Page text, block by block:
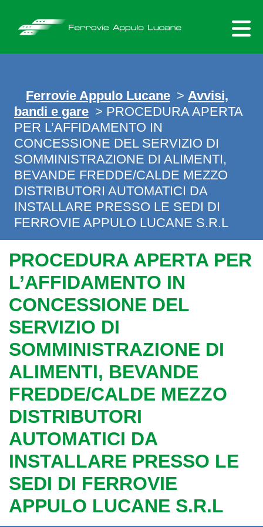
content
Ferrovie Appulo Lucane > Avvisi,
bandi e gare > PROCEDURA APERTA
PER L’AFFIDAMENTO IN
CONCESSIONE DEL SERVIZIO DI
SOMMINISTRAZIONE DI ALIMENTI,
BEVANDE FREDDE/CALDE MEZZO
DISTRIBUTORI AUTOMATICI DA
INSTALLARE PRESSO LE SEDI DI
FERROVIE APPULO LUCANE S.R.L
PROCEDURA APERTA PER
L’AFFIDAMENTO IN
CONCESSIONE DEL
SERVIZIO DI
SOMMINISTRAZIONE DI
ALIMENTI, BEVANDE
FREDDE/CALDE MEZZO
DISTRIBUTORI
AUTOMATICI DA
INSTALLARE PRESSO LE
SEDI DI FERROVIE
APPULO LUCANE S.R.L